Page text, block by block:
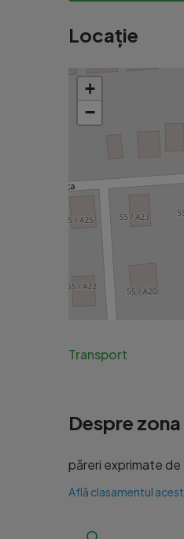
Locație
+
−
Transport
Despre
păreri exprimate de
Află clasamentul